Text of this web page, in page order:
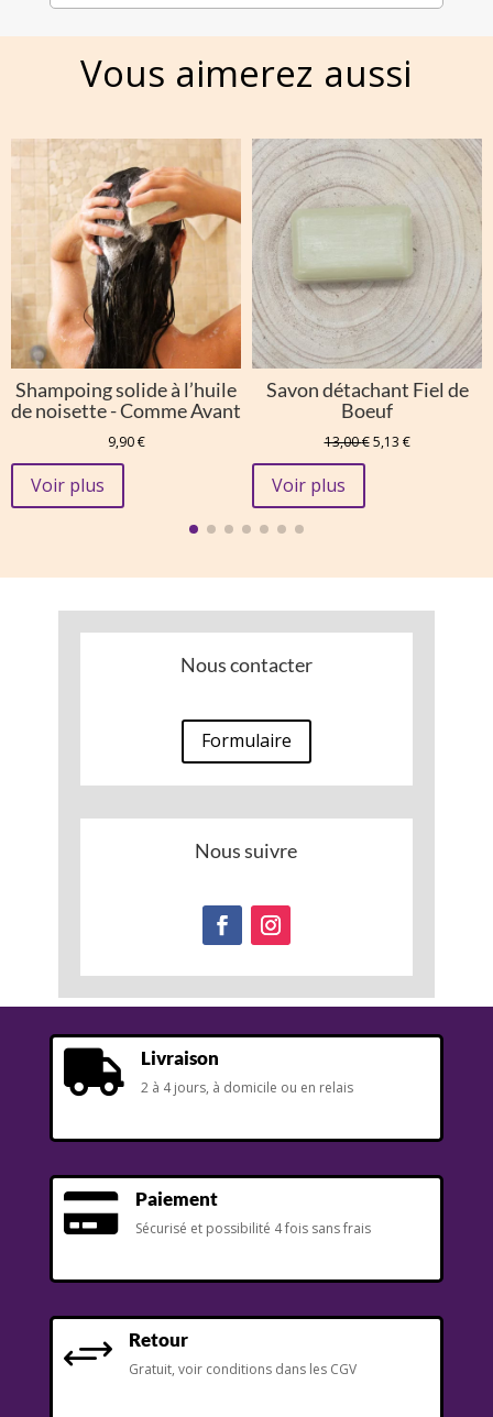
Vous aimerez aussi
Shampoing solide à l’huile
de noisette - Comme Avant
9,90€
Voir plus
Savon détachant Fiel de
Boeuf
13,00€ Le
5,13 €Le
Voir plus
Nous contacter
Formulaire
Nous suivre
 Livraison
2 à 4 jours, à domicile ou en relais
 Paiement
Sécurisé et possibilité 4 fois sans frais
+ Retour
Gratuit, voir conditions dans les CGV